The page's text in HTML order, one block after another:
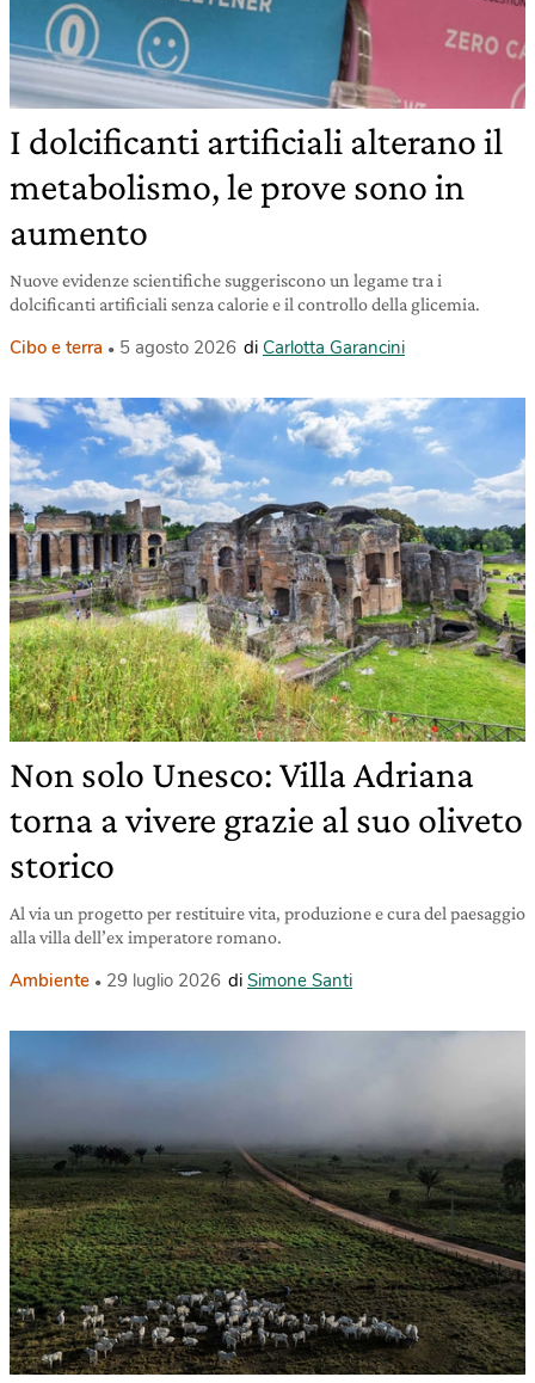
I dolcificanti artificiali alterano il
metabolismo, le prove sono in
aumento
Nuove evidenze scientifiche suggeriscono un legame tra i
dolcificanti artificiali senza calorie e il controllo della glicemia.
Cibo e terra 5 agosto 2026 di Carlotta Garancini
Non solo Unesco: Villa Adriana
torna a vivere grazie al suo oliveto
storico
Al via un progetto per restituire vita, produzione e cura del paesaggio
alla villa dell’ex imperatore romano.
Ambiente 29 luglio 2026 di Simone Santi